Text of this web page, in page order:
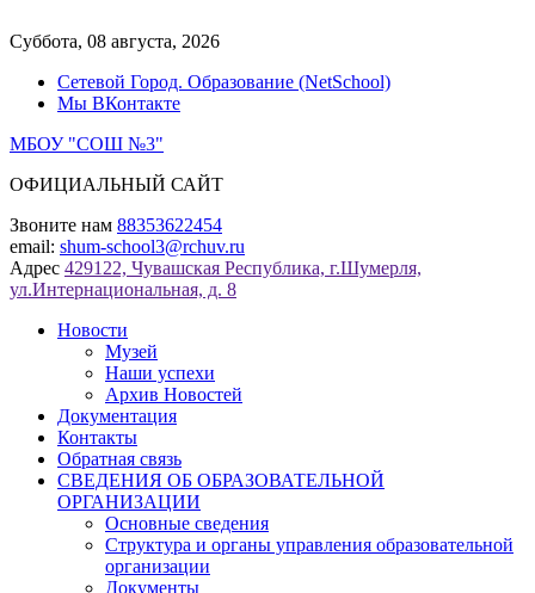
к
Суббота, 08 августа, 2026
Сетевой Город. Образование (NetSchool)
Мы ВКонтакте
МБОУ "СОШ №3"
ОФИЦИАЛЬНЫЙ САЙТ
Звоните нам 88353622454
email: shum-school3@rchuv.ru
Адрес 429122, Чувашская Республика, г.Шумерля,
ул.Интернациональная, д. 8
Новости
Музей
Наши успехи
Архив Новостей
Документация
Контакты
Обратная связь
СВЕДЕНИЯ ОБ ОБРАЗОВАТЕЛЬНОЙ
ОРГАНИЗАЦИИ
Основные сведения
Структура и органы управления образовательной
организации
Документы